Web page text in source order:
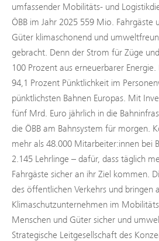
umfassender Mobilitäts- und
ÖBB im Jahr 2025 559 Mio. Fahrgäste
Güter klimaschonend und
gebracht. Denn der Strom für Züge
100 Prozent aus erneuerbarer
94,1 Prozent Pünktlichkeit im
pünktlichsten Bahnen Europas. Mit
fünf Mrd. Euro jährlich in die
die ÖBB am Bahnsystem für morgen.
mehr als 48.000 Mitarbeiter:innen bei
2.145 Lehrlinge – dafür, dass täglich
Fahrgäste sicher an ihr Ziel kommen.
des öffentlichen Verkehrs und bringen
Klimaschutzunternehmen im
Menschen und Güter sicher und
Strategische Leitgesellschaft des